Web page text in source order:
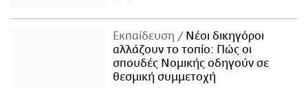
Εκπαίδευση
Νέοι δικηγόροι
αλλάζουν το τοπίο: Πώς οι
σπουδές Νομικής οδηγούν σε
θεσμική συμμετοχή